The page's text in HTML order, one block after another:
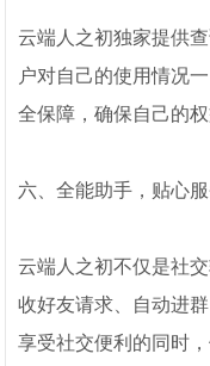
云端人之初独家提供
户对自己的使用情况
全保障，确保自己的权
六、全能助手，贴心
云端人之初不仅是社
收好友请求、自动进
享受社交便利的同时